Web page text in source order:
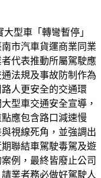
型車「轉彎暫停」
市汽車貨運商業同業
代表推動所屬駕駛應
法規及事故防制作為
人更安全的交通環
型車交通安全宣導，
應包含路口減速慢
視線死角，並強調出
聯結車駕駛毒駕及遊
例，最終皆廢止公司
業者務必做好駕駛人